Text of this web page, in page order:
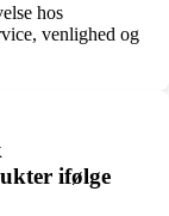
hos
venlighed og
ifølge